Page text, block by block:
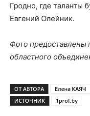
Гродно, где таланты
Евгений Олейник.
Фото предоставлены
областного
ОТ АВТОРА
Елена КАЯЧ
ИСТОЧНИК
1prof.by